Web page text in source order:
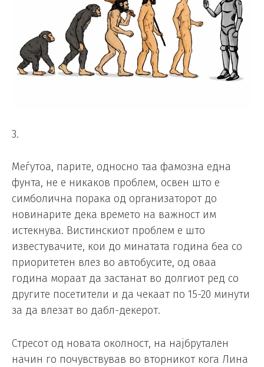
3.
Меѓутоа, парите, односно таа фамозна една
фунта, не е никаков проблем, освен што е
симболична порака од организаторот до
новинарите дека времето на важност им
истекнува. Вистинскиот проблем е што
известувачите, кои до минатата година беа со
приоритетен влез во автобусите, од оваа
година мораат да застанат во долгиот ред со
другите посетители и да чекаат по 15-20 минути
за да влезат во дабл-декерот.
Стресот од новата околност, на најбрутален
начин го почувствував во вторникот кога Лина